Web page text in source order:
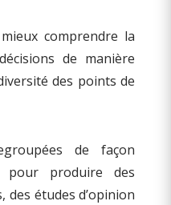
comprendre la
de manière
des points de
de façon
pour produire des
études d’opinion